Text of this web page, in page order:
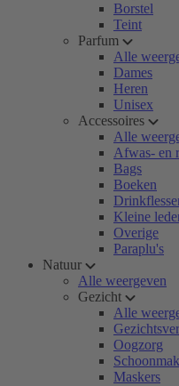
Borstel
Teint
Parfum
Alle
Dames
Heren
Unisex
Accessoires
Alle
Afwas- en
Bags
Boeken
Kleine
Overige
Paraplu's
Natuur
Alle weergeven
Gezicht
Alle
Oogzorg
Maskers